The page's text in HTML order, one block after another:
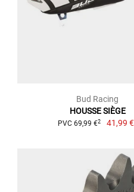
Bud Racing
HOUSSE SIÈGE
PVC 69,99 €2 41,99 €